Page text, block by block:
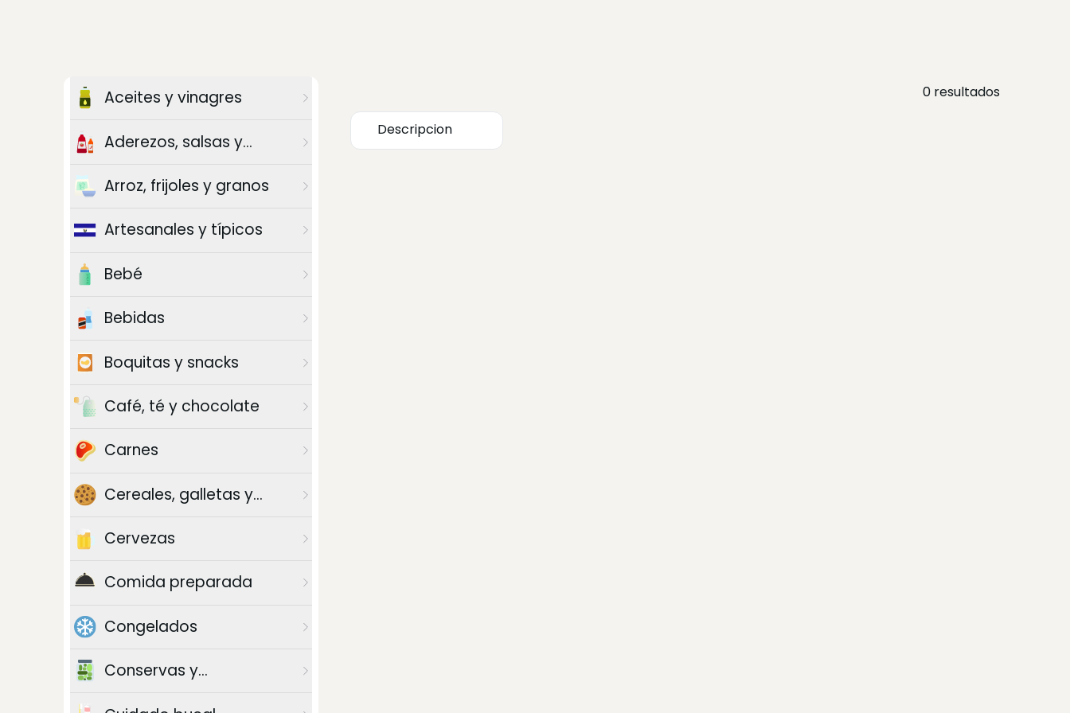
Aceites y vinagres
Aderezos, salsas y
Arroz, frijoles y granos
Artesanales y típicos
Bebé
Bebidas
Boquitas y snacks
Café, té y chocolate
Carnes
Cereales, galletas y
Cervezas
Comida preparada
Congelados
Conservas y
0 resultados
Descripcion